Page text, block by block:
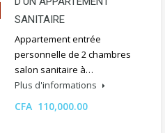
SANITAIRE
Appartement entrée
personnelle de 2 chambres
salon sanitaire à…
Plus d'informations
CFA 110,000.00